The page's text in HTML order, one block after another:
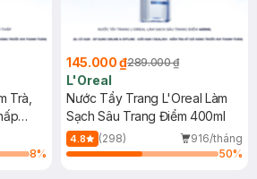
Trà,
8%
145.000 ₫289.000 ₫
L'Oreal
Nước Tẩy Trang L'Oreal Làm
Sạch Sâu Trang Điểm 400ml
4.8 (298)
916/tháng
50%